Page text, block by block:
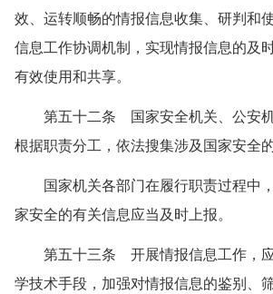
效、运转顺畅的情报信息收集、研判和
信息工作协调机制，实现情报信息的及
有效使用和共享。
第五十二条 国家安全机关、公安
根据职责分工，依法搜集涉及国家安全的
国家机关各部门在履行职责过程中
家安全的有关信息应当及时上报。
第五十三条 开展情报信息工作，
学技术手段，加强对情报信息的鉴别、